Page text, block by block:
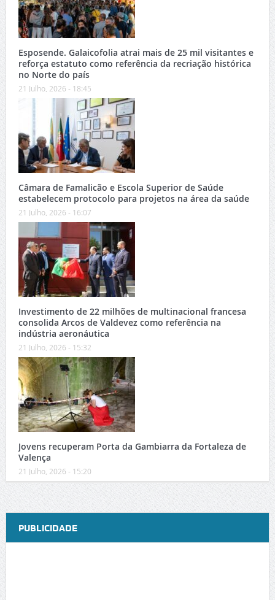
Esposende. Galaicofolia atrai mais de 25 mil visitantes e
reforça estatuto como referência da recriação histórica
no Norte do país
21 Julho, 2026 - 18:45
Câmara de Famalicão e Escola Superior de Saúde
estabelecem protocolo para projetos na área da saúde
21 Julho, 2026 - 16:07
Investimento de 22 milhões de multinacional francesa
consolida Arcos de Valdevez como referência na
indústria aeronáutica
21 Julho, 2026 - 15:32
Jovens recuperam Porta da Gambiarra da Fortaleza de
Valença
21 Julho, 2026 - 15:20
PUBLICIDADE